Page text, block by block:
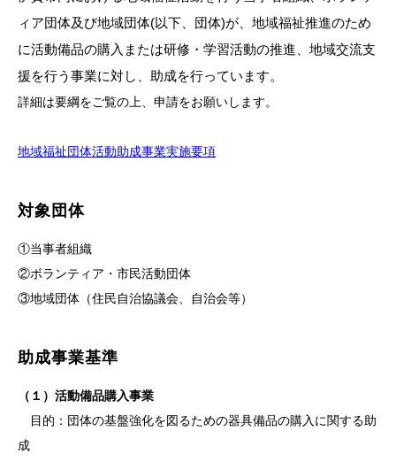
ィア団体及び地域団体(以下、団体)が、地域福祉推進のため
に活動備品の購入または研修・学習活動の推進、地域交流支
援を行う事業に対し、助成を行っています。
詳細は要綱をご覧の上、申請をお願いします。
地域福祉団体活動助成事業実施要項
対象団体
①当事者組織
②ボランティア・市民活動団体
③地域団体（住民自治協議会、自治会等）
助成事業基準
（１）活動備品購入事業
目的：団体の基盤強化を図るための器具備品の購入に関する助
成